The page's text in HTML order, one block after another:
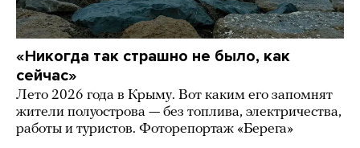
«Никогда так страшно не было, как
сейчас»
Лето 2026 года в Крыму. Вот каким его запомнят
жители полуострова — без топлива, электричества,
работы и туристов. Фоторепортаж «Берега»